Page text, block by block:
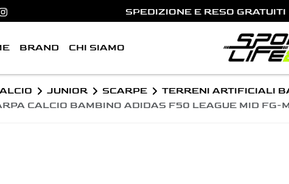
CONTATTACI AL NUMERO DI
Previous
BRAND CHI SIAMO
JUNIOR SCARPE
TERRENI ARTIFICIALI
CALCIO BAMBINO ADIDAS F50 LEAGUE MID FG-